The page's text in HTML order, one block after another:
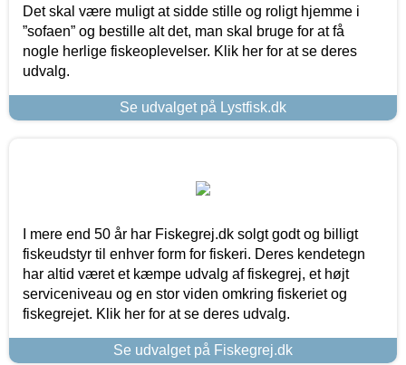
Det skal være muligt at sidde stille og roligt hjemme i
”sofaen” og bestille alt det, man skal bruge for at få
nogle herlige fiskeoplevelser. Klik her for at se deres
udvalg.
Se udvalget på Lystfisk.dk
I mere end 50 år har Fiskegrej.dk solgt godt og billigt
fiskeudstyr til enhver form for fiskeri. Deres kendetegn
har altid været et kæmpe udvalg af fiskegrej, et højt
serviceniveau og en stor viden omkring fiskeriet og
fiskegrejet. Klik her for at se deres udvalg.
Se udvalget på Fiskegrej.dk